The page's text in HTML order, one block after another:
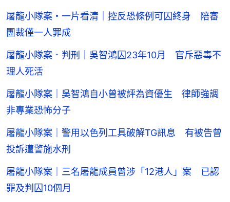
屠龍小隊案・一片看清｜控反恐條例可囚終身 陪審
團裁僅一人罪成
屠龍小隊案．判刑｜吳智鴻囚23年10月 官斥惡毒不
理人死活
屠龍小隊案｜吳智鴻自小曾被評為資優生 律師強調
非專業恐怖分子
屠龍小隊案｜警用以色列工具破解TG訊息 有被告曾
投訴遭警施水刑
屠龍小隊案｜三名屠龍成員曾涉「12港人」案 已認
罪及判囚10個月